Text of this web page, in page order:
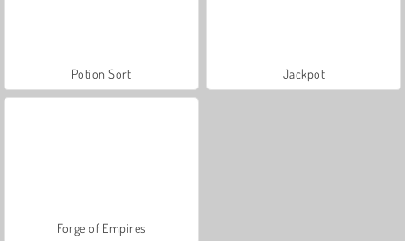
Potion Sort Jackpot
Forge of Empires